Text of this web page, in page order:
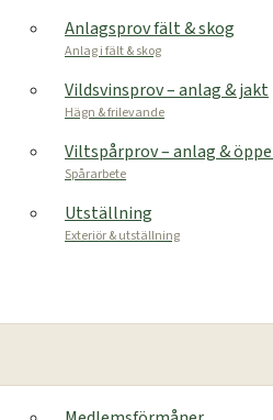
Anlagsprov fält & skog
Anlag i fält & skog
Vildsvinsprov – anlag & jakt
Hägn & frilevande
Viltspårprov – anlag &
Spårarbete
Utställning
Exteriör & utställning